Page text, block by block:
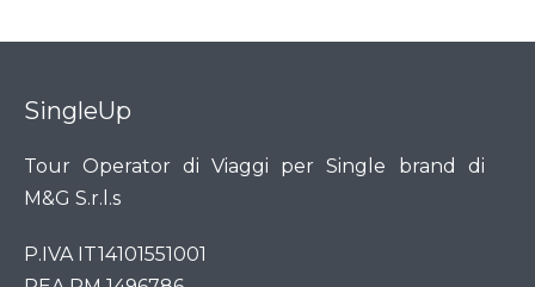
SingleUp
Tour Operator di Viaggi per Single brand di
M&G S.r.l.s
P.IVA IT14101551001